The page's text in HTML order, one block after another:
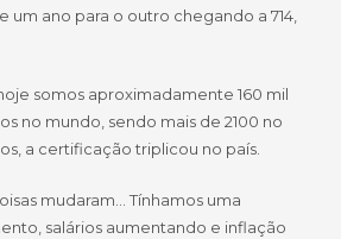
um ano para o outro chegando a 714,
somos aproximadamente 160 mil
no mundo, sendo mais de 2100 no
a certificação triplicou no país.
mudaram… Tínhamos uma
salários aumentando e inflação